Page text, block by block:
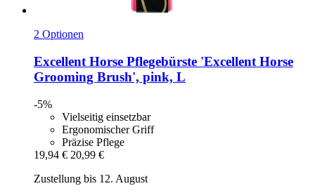
2 Optionen
Excellent Horse Pflegebürste 'Excellent Horse
Grooming Brush', pink, L
-5%
Vielseitig einsetzbar
Ergonomischer Griff
Präzise Pflege
19,94 € 20,99 €
Zustellung bis 12. August